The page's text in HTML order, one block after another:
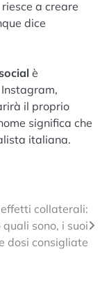
a creare
dice
è
il proprio
significa che
italiana.
collaterali:
quali sono, i suoi
dosi consigliate